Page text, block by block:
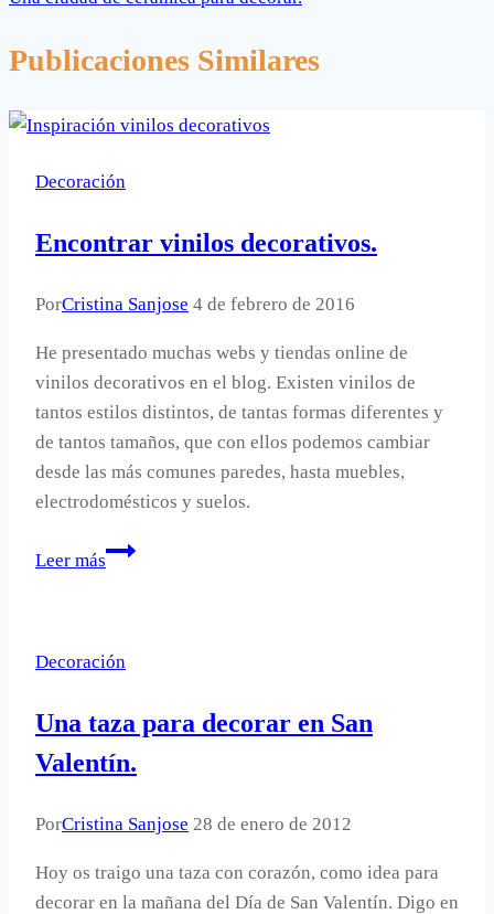
Publicaciones Similares
Decoración
Encontrar vinilos decorativos.
PorCristina Sanjose 4 de febrero de 2016
He presentado muchas webs y tiendas online de
vinilos decorativos en el blog. Existen vinilos de
tantos estilos distintos, de tantas formas diferentes y
de tantos tamaños, que con ellos podemos cambiar
desde las más comunes paredes, hasta muebles,
electrodomésticos y suelos.
Leer más
Encontrar
Decoración
Una taza para decorar en San
Valentín.
PorCristina Sanjose 28 de enero de 2012
Hoy os traigo una taza con corazón, como idea para
decorar en la mañana del Día de San Valentín. Digo en